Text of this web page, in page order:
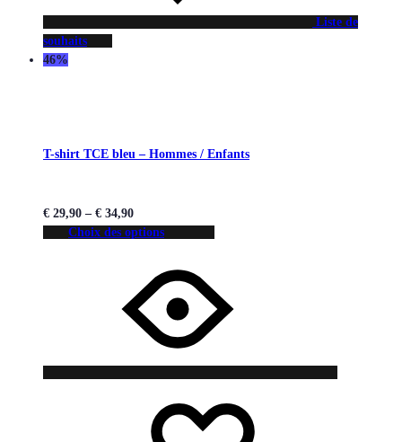
Liste de
souhaits
46%
T-shirt TCE bleu – Hommes / Enfants
€ 29,90 – € 34,90
Choix des options